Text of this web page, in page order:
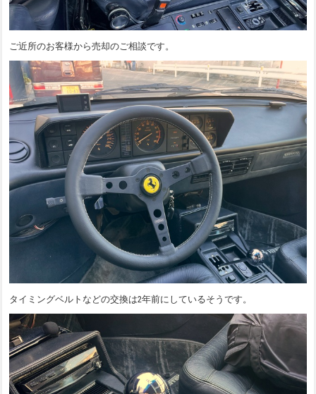
ご近所のお客様から売却のご相談です。
タイミングベルトなどの交換は2年前にしているそうです。